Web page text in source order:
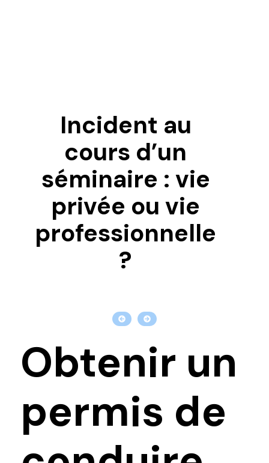
Incident au
cours d’un
séminaire : vie
privée ou vie
professionnelle
?
Obtenir un
permis de